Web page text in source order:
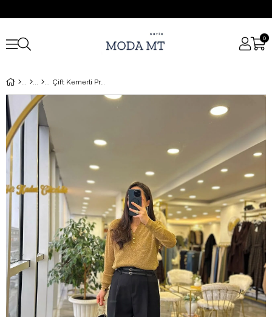
0
Çift Kemerli Premium Pantolon